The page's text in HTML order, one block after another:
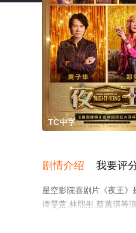
TC中字
剧情介绍 我要评
星空影院喜剧片《夜王》
谭旻萱,林熙彤,蔡蕙琪等